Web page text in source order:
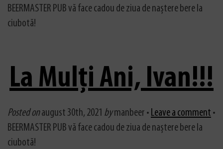
BEERMASTER PUB vă face cadou de ziua de naștere bere la
ciubotă!
La Mulți Ani, Ivan!!!
Posted onaugust 30th, 2021 bymanbeer • Leave a comment •
BEERMASTER PUB vă face cadou de ziua de naștere bere la
ciubotă!